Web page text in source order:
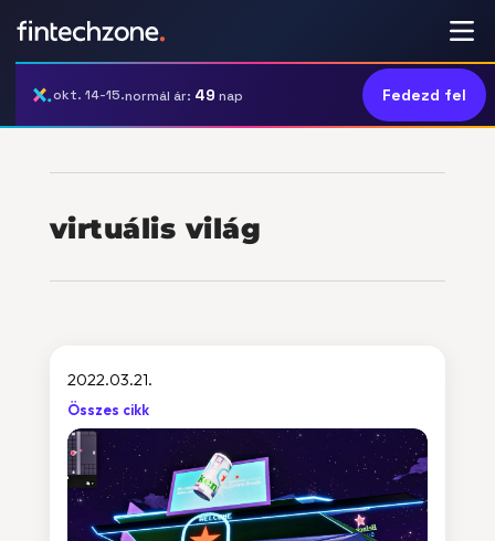
okt. 14-15.normál ár: 49 nap Fedezd fel
virtuális világ
2022.03.21.
Összes cikk